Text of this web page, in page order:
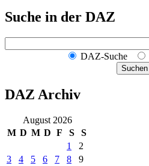
Suche in der DAZ
DAZ-Suche
Suchen
DAZ Archiv
August 2026
M D M D F S
S
1
2
3
4 5 6 7 8
9